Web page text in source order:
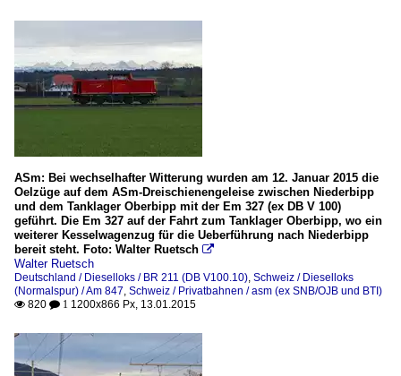
ASm: Bei wechselhafter Witterung wurden am 12. Januar 2015 die
Oelzüge auf dem ASm-Dreischienengeleise zwischen Niederbipp
und dem Tanklager Oberbipp mit der Em 327 (ex DB V 100)
geführt. Die Em 327 auf der Fahrt zum Tanklager Oberbipp, wo ein
weiterer Kesselwagenzug für die Ueberführung nach Niederbipp
bereit steht. Foto: Walter Ruetsch 
Walter Ruetsch
Deutschland / Dieselloks / BR 211 (DB V100.10), Schweiz / Dieselloks
(Normalspur) / Am 847, Schweiz / Privatbahnen / asm (ex SNB/OJB und BTI)
 820  1 1200x866 Px, 13.01.2015